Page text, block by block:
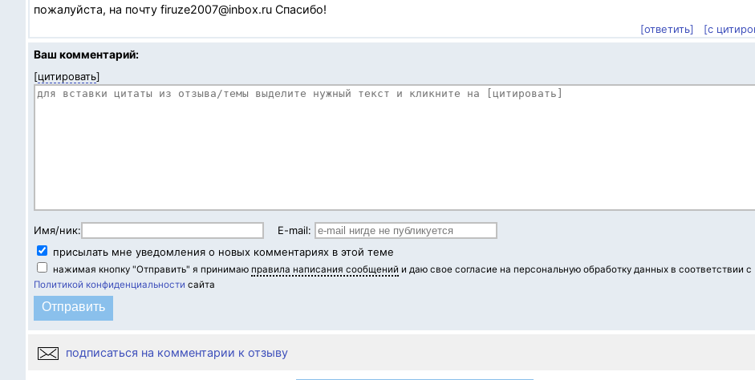
пожалуйста, на почту firuze2007@inbox.ru Спасибо!
[ответить]
[с
Ваш комментарий:
[цитировать]
Имя/ник:
E-mail:
присылать мне уведомления о новых комментариях в этой теме
нажимая кнопку "Отправить" я принимаю правила написания сообщений и даю свое согласие на персональную обработку данных в соответствии с
Политикой конфиденциальности сайта
подписаться на комментарии к отзыву